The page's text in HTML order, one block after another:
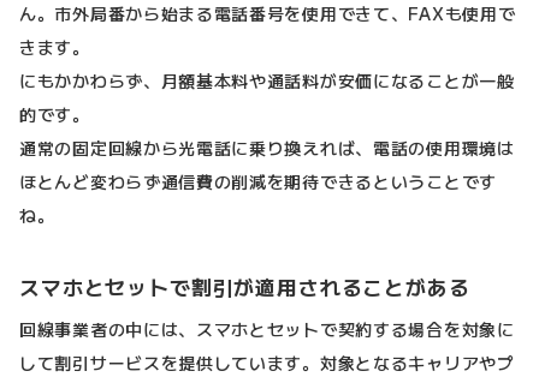
ん。市外局番から始まる電話番号を使用できて、FAXも使用で
きます。
にもかかわらず、月額基本料や通話料が安価になることが一般
的です。
通常の固定回線から光電話に乗り換えれば、電話の使用環境は
ほとんど変わらず通信費の削減を期待できるということです
ね。
スマホとセットで割引が適用されることがある
回線事業者の中には、スマホとセットで契約する場合を対象に
して割引サービスを提供しています。対象となるキャリアやプ